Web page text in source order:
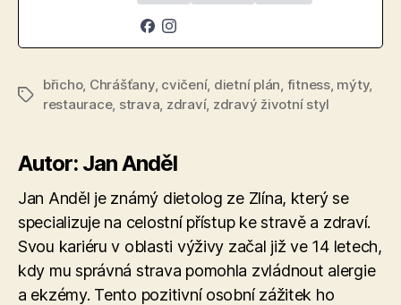
Štítky
břicho, Chrášťany, cvičení, dietní plán, fitness, mýty,
restaurace, strava, zdraví, zdravý životní styl
Autor: Jan Anděl
Jan Anděl je známý dietolog ze Zlína, který se
specializuje na celostní přístup ke stravě a zdraví.
Svou kariéru v oblasti výživy začal již ve 14 letech,
kdy mu správná strava pomohla zvládnout alergie
a ekzémy. Tento pozitivní osobní zážitek ho